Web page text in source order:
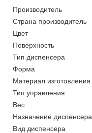
Производитель
Страна производитель
Цвет
Поверхность
Тип диспенсера
Форма
Материал изготовления
Тип управления
Вес
Назначение диспенсера
Вид диспенсера